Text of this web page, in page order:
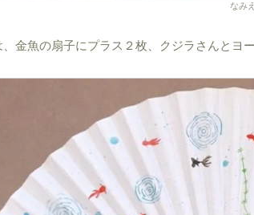
なみ
、金魚の扇子にプラス２枚、クジラさんとヨ